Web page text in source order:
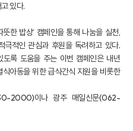
있다.
한 밥상’ 캠페인을 통해 나눔을 실천,
극적인 관심과 후원을 독려하고 있다.
록 도움을 주는 이번 캠페인은 내년
아동을 위한 급식·간식 지원을 비롯한
2000)이나 광주 매일신문(062-